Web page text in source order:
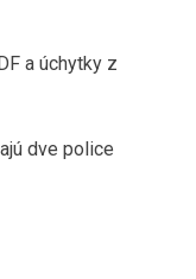
a úchytky z
dve police